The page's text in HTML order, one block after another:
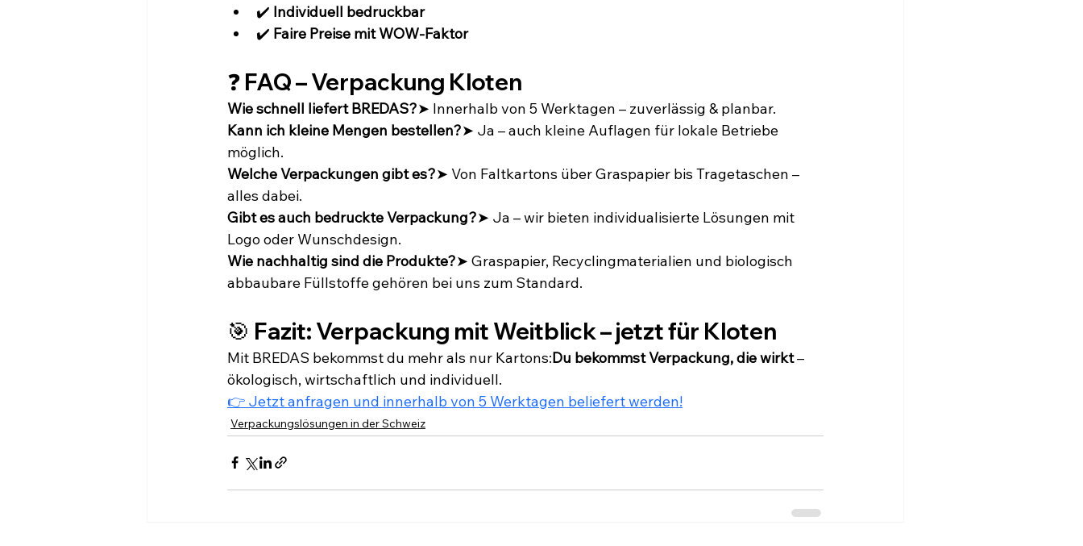
✔️ Individuell bedruckbar
✔️ Faire Preise mit WOW-Faktor
❓ FAQ – Verpackung Kloten
Wie schnell liefert BREDAS?➤ Innerhalb von 5 Werktagen – zuverlässig & planbar.
Kann ich kleine Mengen bestellen?➤ Ja – auch kleine Auflagen für lokale Betriebe
möglich.
Welche Verpackungen gibt es?➤ Von Faltkartons über Graspapier bis Tragetaschen –
alles dabei.
Gibt es auch bedruckte Verpackung?➤ Ja – wir bieten individualisierte Lösungen mit
Logo oder Wunschdesign.
Wie nachhaltig sind die Produkte?➤ Graspapier, Recyclingmaterialien und biologisch
abbaubare Füllstoffe gehören bei uns zum Standard.
🎯 Fazit: Verpackung mit Weitblick – jetzt für Kloten
Mit BREDAS bekommst du mehr als nur Kartons:Du bekommst Verpackung, die wirkt –
ökologisch, wirtschaftlich und individuell.
👉 Jetzt anfragen und innerhalb von 5 Werktagen beliefert werden!
Verpackungslösungen in der Schweiz